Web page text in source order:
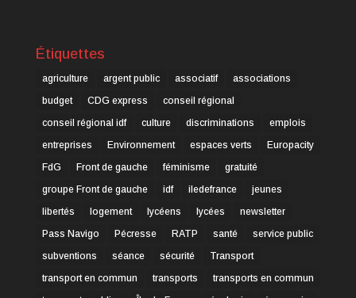
Étiquettes
agriculture argent public associatif
associations
budget
CDG express
conseil régional
conseil régional idf
culture discriminations
emplois
entreprises
Environnement espaces verts
Europacity
FdG
Front de gauche féminisme
gratuité
groupe Front de gauche
idf iledefrance
jeunes
libertés
logement lycéens lycées
newsletter
Pass Navigo
Pécresse RATP santé
service public
subventions
séance sécurité
Transport
transport en commun
transports
transports en commun